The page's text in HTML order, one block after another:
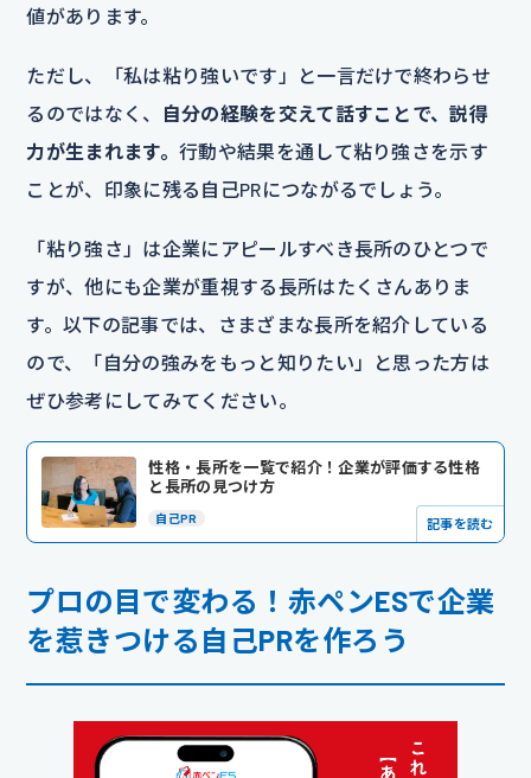
値があります。
ただし、「私は粘り強いです」と一言だけで終わらせ
るのではなく、
自分の経験を交えて話すことで、説得
力が生まれます。 行動や結果を通して粘り強さを示す
ことが、印象に残る自己PRにつながるでしょう。
「粘り強さ」は企業にアピールすべき長所のひとつで
すが、他にも企業が重視する長所はたくさんありま
す。以下の記事では、さまざまな長所を紹介している
ので、「自分の強みをもっと知りたい」と思った方は
ぜひ参考にしてみてください。
性格・長所を一覧で紹介！企業が評価する性格
と長所の見つけ方
自己PR 記事を読む
プロの目で変わる！赤ペンESで企業
を惹きつける自己PRを作ろう